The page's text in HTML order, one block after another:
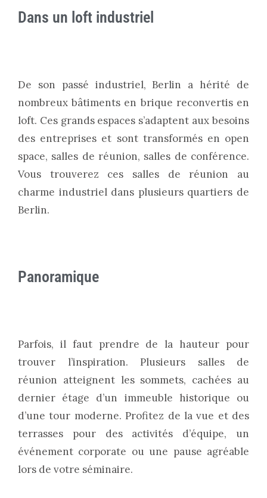
Dans un loft industriel
De son passé industriel, Berlin a hérité de
nombreux bâtiments en brique reconvertis en
loft. Ces grands espaces s’adaptent aux besoins
des entreprises et sont transformés en open
space, salles de réunion, salles de conférence.
Vous trouverez ces salles de réunion au
charme industriel dans plusieurs quartiers de
Berlin.
Panoramique
Parfois, il faut prendre de la hauteur pour
trouver l’inspiration. Plusieurs salles de
réunion atteignent les sommets, cachées au
dernier étage d’un immeuble historique ou
d’une tour moderne. Profitez de la vue et des
terrasses pour des activités d’équipe, un
événement corporate ou une pause agréable
lors de votre séminaire.